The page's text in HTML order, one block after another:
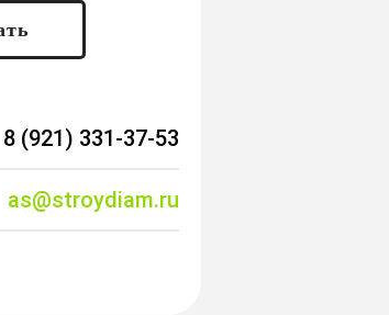
8 (921) 331-37-53
as@stroydiam.ru